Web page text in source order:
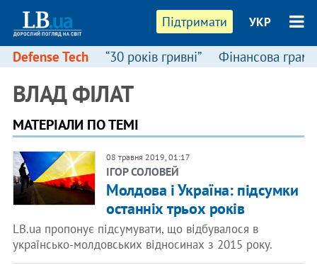
Підтримати УКР
Defense Tech “30 років гривні” Фінансова
ВЛАД ФІЛАТ
МАТЕРІАЛИ ПО ТЕМІ
08 травня 2019, 01:17
ІГОР СОЛОВЕЙ
Молдова і Україна: підсумки
останніх трьох років
LB.ua пропонує підсумувати, що відбувалося в
українсько-молдовських відносинах з 2015 року.